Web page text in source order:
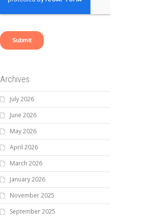
Archives
July 2026
June 2026
May 2026
April 2026
March 2026
January 2026
November 2025
September 2025